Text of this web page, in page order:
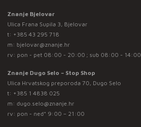
Znanje Bjelovar
Ulica Frana Supila 3, Bjelovar
t: +385 43 295 718
m: bjelovar@znanje.hr
rv: pon - pet 08:00 - 20:00 ; sub 08:00 - 14:00
Znanje Dugo Selo – Stop Shop
Ulica Hrvatskog preporoda 70, Dugo Selo
t: +385 1 4838 025
m: dugo.selo@znanje.hr
rv: pon - ned* 9:00 – 21:00